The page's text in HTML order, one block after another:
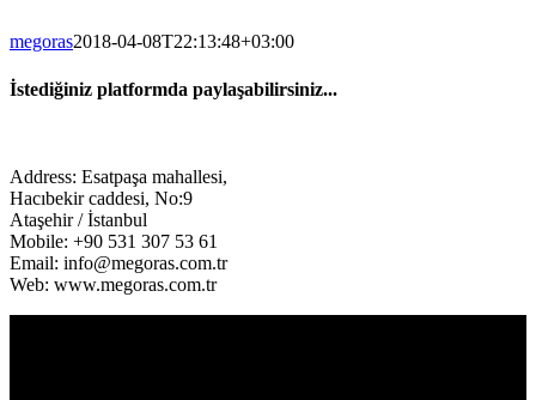
megoras2018-04-08T22:13:48+03:00
İstediğiniz platformda paylaşabilirsiniz...
Address: Esatpaşa mahallesi,
Hacıbekir caddesi, No:9
Ataşehir / İstanbul
Mobile: +90 531 307 53 61
Email: info@megoras.com.tr
Web: www.megoras.com.tr